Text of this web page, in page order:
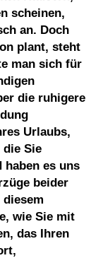
scheinen,
an. Doch
plant, steht
man sich für
die ruhigere
Urlaubs,
Sie
haben es uns
beider
wie Sie mit
das Ihren